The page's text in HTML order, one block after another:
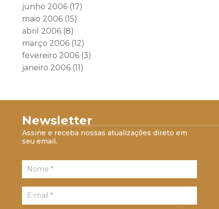
junho 2006(17)
maio 2006(15)
abril 2006(8)
março 2006(12)
fevereiro 2006(3)
janeiro 2006(11)
Newsletter
Assine e receba nossas atualizações direto em
seu email.